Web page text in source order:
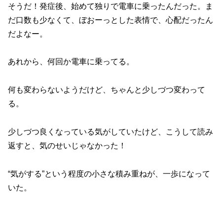
そうだ！発症後、始めて独りで電車に乗ったんだった。ま
だ口数も少なくて、ぼおーっとした表情で、心配だったん
だよなー。
あれから、何回か電車に乗ってる。
何も変わらないようだけど、ちゃんと少しづつ変わって
る。
少しづつ良くなっている気がしていたけど、こうして読み
返すと、気のせいじゃなかった！
“気がする”という程度の小さな積み重ねが、一歩になって
いた。